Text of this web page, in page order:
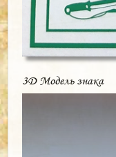
3D Модель знака